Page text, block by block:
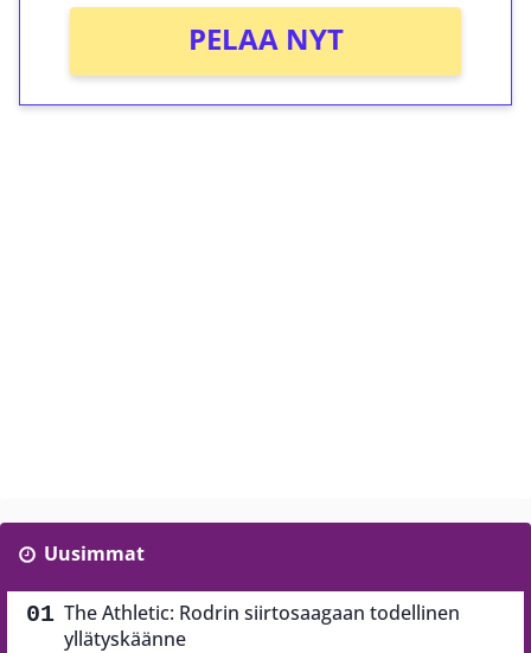
PELAA NYT
Uusimmat
The Athletic: Rodrin siirtosaagaan todellinen
yllätyskäänne